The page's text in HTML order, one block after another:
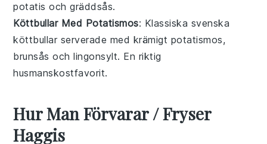
potatis ochgräddsås.
Köttbullar Med Potatismos: Klassiska svenska
köttbullar serverade med krämigt potatismos,
brunsås ochlingonsylt. En riktig
husmanskostfavorit.
Hur Man Förvarar / Fryser
Haggis